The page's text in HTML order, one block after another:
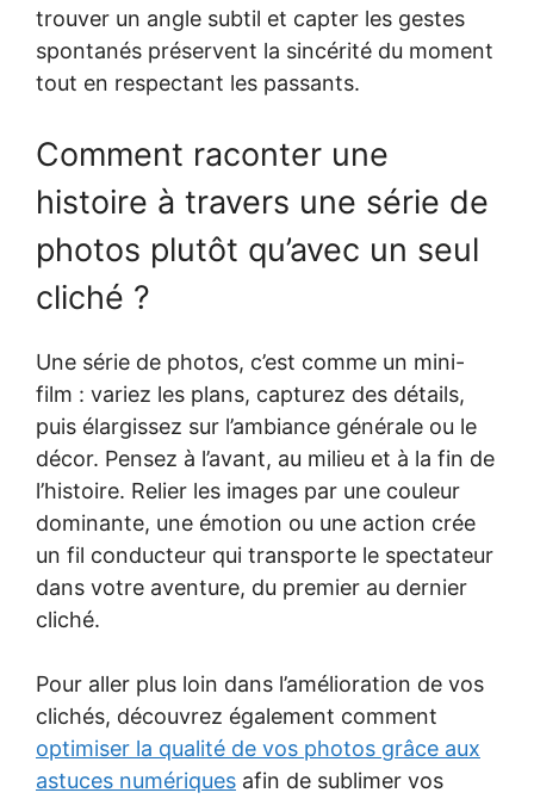
trouver un angle subtil et capter les gestes
spontanés préservent la sincérité du moment
tout en respectant les passants.
Comment raconter une
histoire à travers une série de
photos plutôt qu’avec un seul
cliché ?
Une série de photos, c’est comme un mini-
film : variez les plans, capturez des détails,
puis élargissez sur l’ambiance générale ou le
décor. Pensez à l’avant, au milieu et à la fin de
l’histoire. Relier les images par une couleur
dominante, une émotion ou une action crée
un fil conducteur qui transporte le spectateur
dans votre aventure, du premier au dernier
cliché.
Pour aller plus loin dans l’amélioration de vos
clichés, découvrez également comment
optimiser la qualité de vos photos grâce aux
astuces numériques afin de sublimer vos